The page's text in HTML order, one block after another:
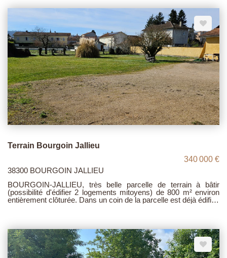
Terrain Bourgoin Jallieu
340 000 €
38300 BOURGOIN JALLIEU
BOURGOIN-JALLIEU, très belle parcelle de terrain à bâtir
(possibilité d'édifier 2 logements mitoyens) de 800 m² environ
entièrement clôturée. Dans un coin de la parcelle est déjà édifiée